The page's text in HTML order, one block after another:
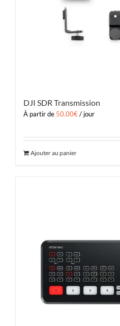
DJI SDR Transmission
À partir de 50.00€/ jour
Ajouter au panier